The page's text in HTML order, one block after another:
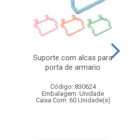
Suporte com alcas para
porta de armario
Código: 830624
Embalagem: Unidade
Caixa Com: 60 Unidade(s)